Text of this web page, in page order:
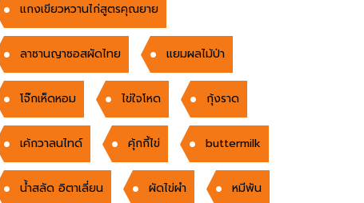
แกงเขียวหวานไก่สูตรคุณยาย
ลาซานญาซอสผัดไทย แยมผลไม้ป่า
โจ๊กเห็ดหอม ไข่ใจโหด กุ้งราด
เค้กวาลนไทด์ คุ้กกี้ไข่ buttermilk
น้ำสลัด อิตาเลี่ยน ผัดไข่ผำ หมีพัน